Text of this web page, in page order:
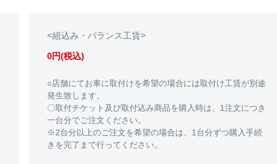
<組込み・バランス工賃>
0円(税込)
○店舗にてお車に取付けを希望の場合には取付け工賃が別途
発生致します。
〇取付チケット及び取付込み商品を購入時は、1注文につき
一台分でご注文ください。
※2台分以上のご注文を希望の場合は、1台分ずつ購入手続
きを完了まで行ってください。